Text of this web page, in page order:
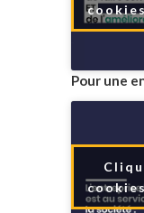
Pour une